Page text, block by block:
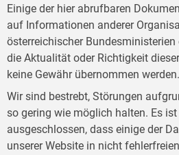
Einige der hier abrufbaren
auf Informationen anderer
österreichischer Bundesministerien
die Aktualität oder Richtigkeit
keine Gewähr übernommen werden.
Wir sind bestrebt, Störungen
so gering wie möglich halten. Es
ausgeschlossen, dass einige der
unserer Website in nicht